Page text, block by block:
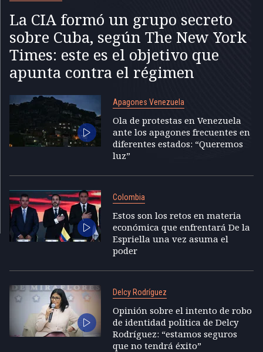
La CIA formó un grupo secreto
sobre Cuba, según The New York
Times: este es el objetivo que
apunta contra el régimen
Apagones Venezuela
Ola de protestas en Venezuela
ante los apagones frecuentes en
diferentes estados: “Queremos
luz”
Colombia
Estos son los retos en materia
económica que enfrentará De la
Espriella una vez asuma el
poder
Delcy Rodríguez
Opinión sobre el intento de robo
de identidad política de Delcy
Rodríguez: “estamos seguros
que no tendrá éxito”